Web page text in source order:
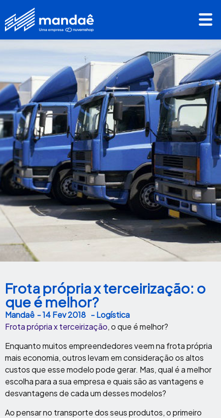
Frota própria x terceirização: o
que é melhor?
Mandaê -14 Fev 2018 - Logística
Frota própria x terceirização, o que é melhor?
Enquanto muitos empreendedores veem na frota própria
mais economia, outros levam em consideração os altos
custos que esse modelo pode gerar. Mas, qual é a melhor
escolha para a sua empresa e quais são as vantagens e
desvantagens de cada um desses modelos?
Ao pensar no transporte dos seus produtos, o primeiro